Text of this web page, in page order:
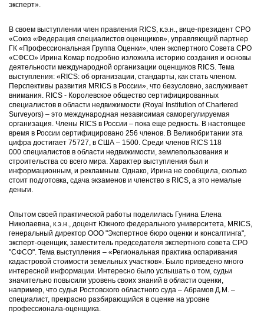
эксперт».
В своем выступлении член правления RICS, к.э.н., вице-президент СРО
«Союз «Федерация специалистов оценщиков», управляющий партнер
ГК «Профессиональная Группа Оценки», член экспертного Совета СРО
«СФСО» Ирина Комар подробно изложила историю создания и основы
деятельности международной организации оценщиков RICS. Тема
выступления: «RICS: об организации, стандарты, как стать членом.
Перспективы развития MRICS в России», что безусловно, заслуживает
внимания. RICS - Королевское общество сертифицированных
специалистов в области недвижимости (Royal Institution of Chartered
Surveyors) – это международная независимая саморегулируемая
организация. Члены RICS в России – пока еще редкость. В настоящее
время в России сертифицировано 256 членов. В Великобритании эта
цифра достигает 75727, в США – 1500. Среди членов RICS 118
000 специалистов в области недвижимости, землепользования и
строительства со всего мира. Характер выступления был и
информационным, и рекламным. Однако, Ирина не сообщила, сколько
стоит подготовка, сдача экзаменов и членство в RICS, а это немалые
деньги.
Опытом своей практической работы поделилась Гунина Елена
Николаевна, к.э.н., доцент Южного федерального университета, МRICS,
генеральный директор ООО "Экспертное бюро оценки и консалтинга",
эксперт-оценщик, заместитель председателя экспертного совета СРО
"СФСО". Тема выступления – «Региональная практика оспаривания
кадастровой стоимости земельных участков». Было приведено много
интересной информации. Интересно было услышать о том, судьи
значительно повысили уровень своих знаний в области оценки,
например, что судья Ростовского областного суда – Абрамов Д.М. –
специалист, прекрасно разбирающийся в оценке на уровне
профессионала-оценщика.